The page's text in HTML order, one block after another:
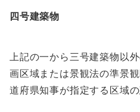
四号建築物
上記の一から三号建築物以
画区域または景観法の準景
道府県知事が指定する区域